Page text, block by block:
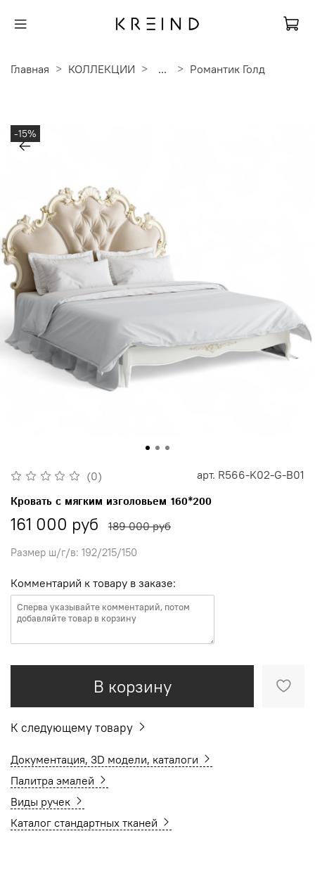
Главная КОЛЛЕКЦИИ ... Романтик Голд
-15%
(0) арт. R566-K02-G-B01
Кровать с мягким изголовьем 160*200
161 000 руб 189 000 руб
Размер ш/г/в: 192/215/150
Комментарий к товару в заказе:
В корзину
К следующему товару
Документация, 3D модели, каталоги
Палитра эмалей
Виды ручек
Каталог стандартных тканей